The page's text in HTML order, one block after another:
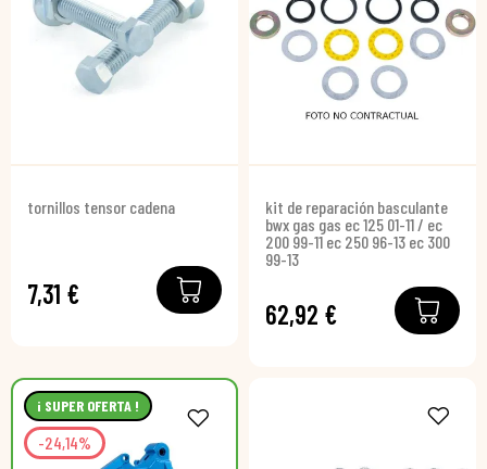
tornillos tensor cadena
7,31 €
kit de reparación basculante
bwx gas gas ec 125 01-11 / ec
200 99-11 ec 250 96-13 ec 300
99-13
62,92 €
¡ SUPER OFERTA !
-24,14%